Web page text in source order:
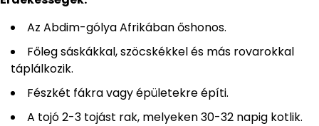
Az Abdim-gólya Afrikában őshonos.
Főleg sáskákkal, szöcskékkel és más rovarokkal
táplálkozik.
Fészkét fákra vagy épületekre építi.
A tojó 2-3 tojást rak, melyeken 30-32 napig kotlik.